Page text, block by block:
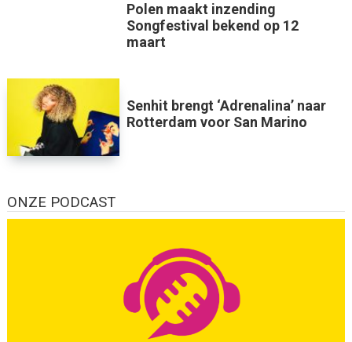
Polen maakt inzending
Songfestival bekend op 12
maart
Senhit brengt ‘Adrenalina’ naar
Rotterdam voor San Marino
ONZE PODCAST